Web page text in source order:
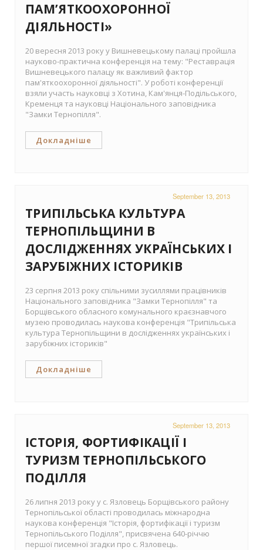
ПАМ’ЯТКООХОРОННОЇ
ДІЯЛЬНОСТІ»
20 вересня 2013 року у Вишневецькому палаці пройшла
науково-практична конференція на тему: "Реставрація
Вишневецького палацу як важливий фактор
пам'яткоохоронної діяльності". У роботі конференції
взяли участь науковці з Хотина, Кам'янця-Подільського,
Кременця та науковці Національного заповідника
"Замки Тернопілля".
Докладніше
September 13, 2013
ТРИПІЛЬСЬКА КУЛЬТУРА
ТЕРНОПІЛЬЩИНИ В
ДОСЛІДЖЕННЯХ УКРАЇНСЬКИХ І
ЗАРУБІЖНИХ ІСТОРИКІВ
23 серпня 2013 року спільними зусиллями працівників
Національного заповідника "Замки Тернопілля" та
Борщівського обласного комунального краєзнавчого
музею проводилась наукова конференція "Трипільська
культура Тернопільщини в дослідженнях українських і
зарубіжних істориків"
Докладніше
September 13, 2013
ІСТОРІЯ, ФОРТИФІКАЦІЇ І
ТУРИЗМ ТЕРНОПІЛЬСЬКОГО
ПОДІЛЛЯ
26 липня 2013 року у с. Язловець Борщівського району
Тернопільської області проводилась міжнародна
наукова конференція "Історія, фортифікації і туризм
Тернопільського Поділля", присвячена 640-річчю
першої писемної згадки про с. Язловець.